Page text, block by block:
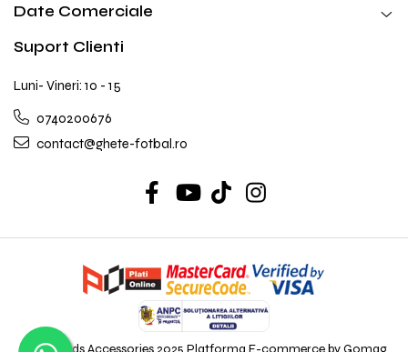
Date Comerciale
Suport Clienti
Luni- Vineri: 10 - 15
0740200676
contact@ghete-fotbal.ro
© MBrands Accessories 2025 Platforma E-commerce by Gomag